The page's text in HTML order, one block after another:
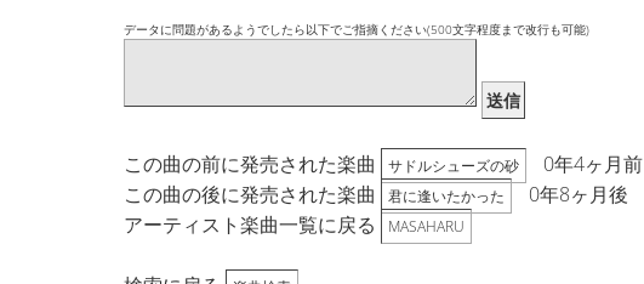
データに問題があるようでしたら以下でご指摘ください(500文字程度まで改行も可能)
送信
この曲の前に発売された楽曲 サドルシューズの砂
0年4ヶ月前
この曲の後に発売された楽曲
君に逢いたかった
0年8ヶ月後
アーティスト楽曲一覧に戻る
MASAHARU